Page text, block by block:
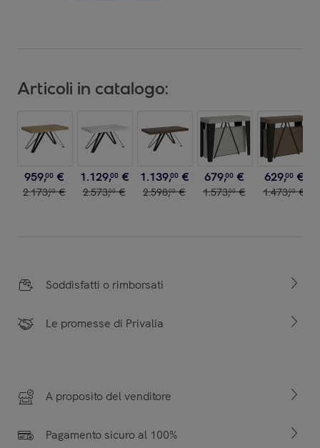
Articoli in catalogo:
959,00 €
2.173,00 €
1.129,00 €
2.573,00 €
1.139,00 €
2.598,00 €
679,00 €
1.573,00 €
629,00 €
1.473,00 €
Soddisfatti o rimborsati
Le promesse di Privalia
A proposito del venditore
Pagamento sicuro al 100%